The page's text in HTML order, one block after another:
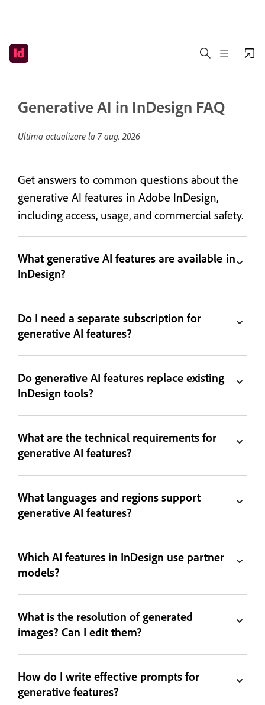
Generative AI in InDesign FAQ
Ultima actualizare la 7 aug. 2026
Get answers to common questions about the
generative AI features in Adobe InDesign,
including access, usage, and commercial safety.
What generative AI features are available in
InDesign?
Do I need a separate subscription for
generative AI features?
Do generative AI features replace existing
InDesign tools?
What are the technical requirements for
generative AI features?
What languages and regions support
generative AI features?
Which AI features in InDesign use partner
models?
What is the resolution of generated
images? Can I edit them?
How do I write effective prompts for
generative features?